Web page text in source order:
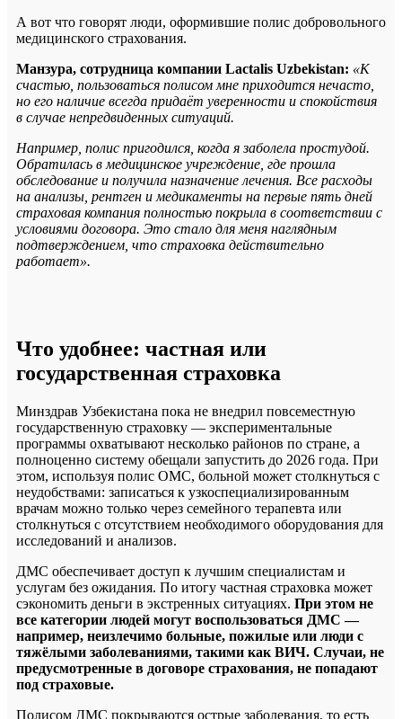
А вот что говорят люди, оформившие полис добровольного
медицинского страхования.
Манзура, сотрудница компании Lactalis Uzbekistan: «К
счастью, пользоваться полисом мне приходится нечасто,
но его наличие всегда придаёт уверенности и спокойствия
в случае непредвиденных ситуаций.
Например, полис пригодился, когда я заболела простудой.
Обратилась в медицинское учреждение, где прошла
обследование и получила назначение лечения. Все расходы
на анализы, рентген и медикаменты на первые пять дней
страховая компания полностью покрыла в соответствии с
условиями договора. Это стало для меня наглядным
подтверждением, что страховка действительно
работает».
Что удобнее: частная или
государственная страховка
Минздрав Узбекистана пока не внедрил повсеместную
государственную страховку — экспериментальные
программы охватывают несколько районов по стране, а
полноценно систему обещали запустить до 2026 года. При
этом, используя полис ОМС, больной может столкнуться с
неудобствами: записаться к узкоспециализированным
врачам можно только через семейного терапевта или
столкнуться с отсутствием необходимого оборудования для
исследований и анализов.
ДМС обеспечивает доступ к лучшим специалистам и
услугам без ожидания. По итогу частная страховка может
сэкономить деньги в экстренных ситуациях. При этом не
все категории людей могут воспользоваться ДМС —
например, неизлечимо больные, пожилые или люди с
тяжёлыми заболеваниями, такими как ВИЧ. Случаи, не
предусмотренные в договоре страхования, не попадают
под страховые.
Полисом ДМС покрываются острые заболевания, то есть